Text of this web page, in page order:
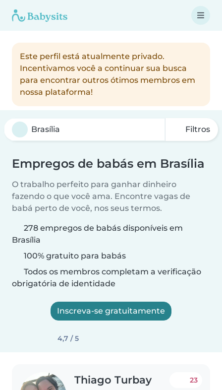
Este perfil está atualmente privado.
Incentivamos você a continuar sua busca
para encontrar outros ótimos membros em
nossa plataforma!
Filtros
Empregos de babás em Brasília
O trabalho perfeito para ganhar dinheiro
fazendo o que você ama. Encontre vagas de
babá perto de você, nos seus termos.
278 empregos de babás disponíveis em
Brasília
100% gratuito para babás
Todos os membros completam a verificação
obrigatória de identidade
Inscreva-se gratuitamente
4,7 / 5
Thiago Turbay 23